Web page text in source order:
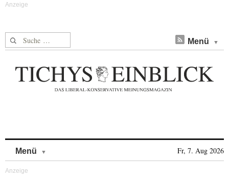
Suche nach: Menü
Menü Fr, 7. Aug 2026